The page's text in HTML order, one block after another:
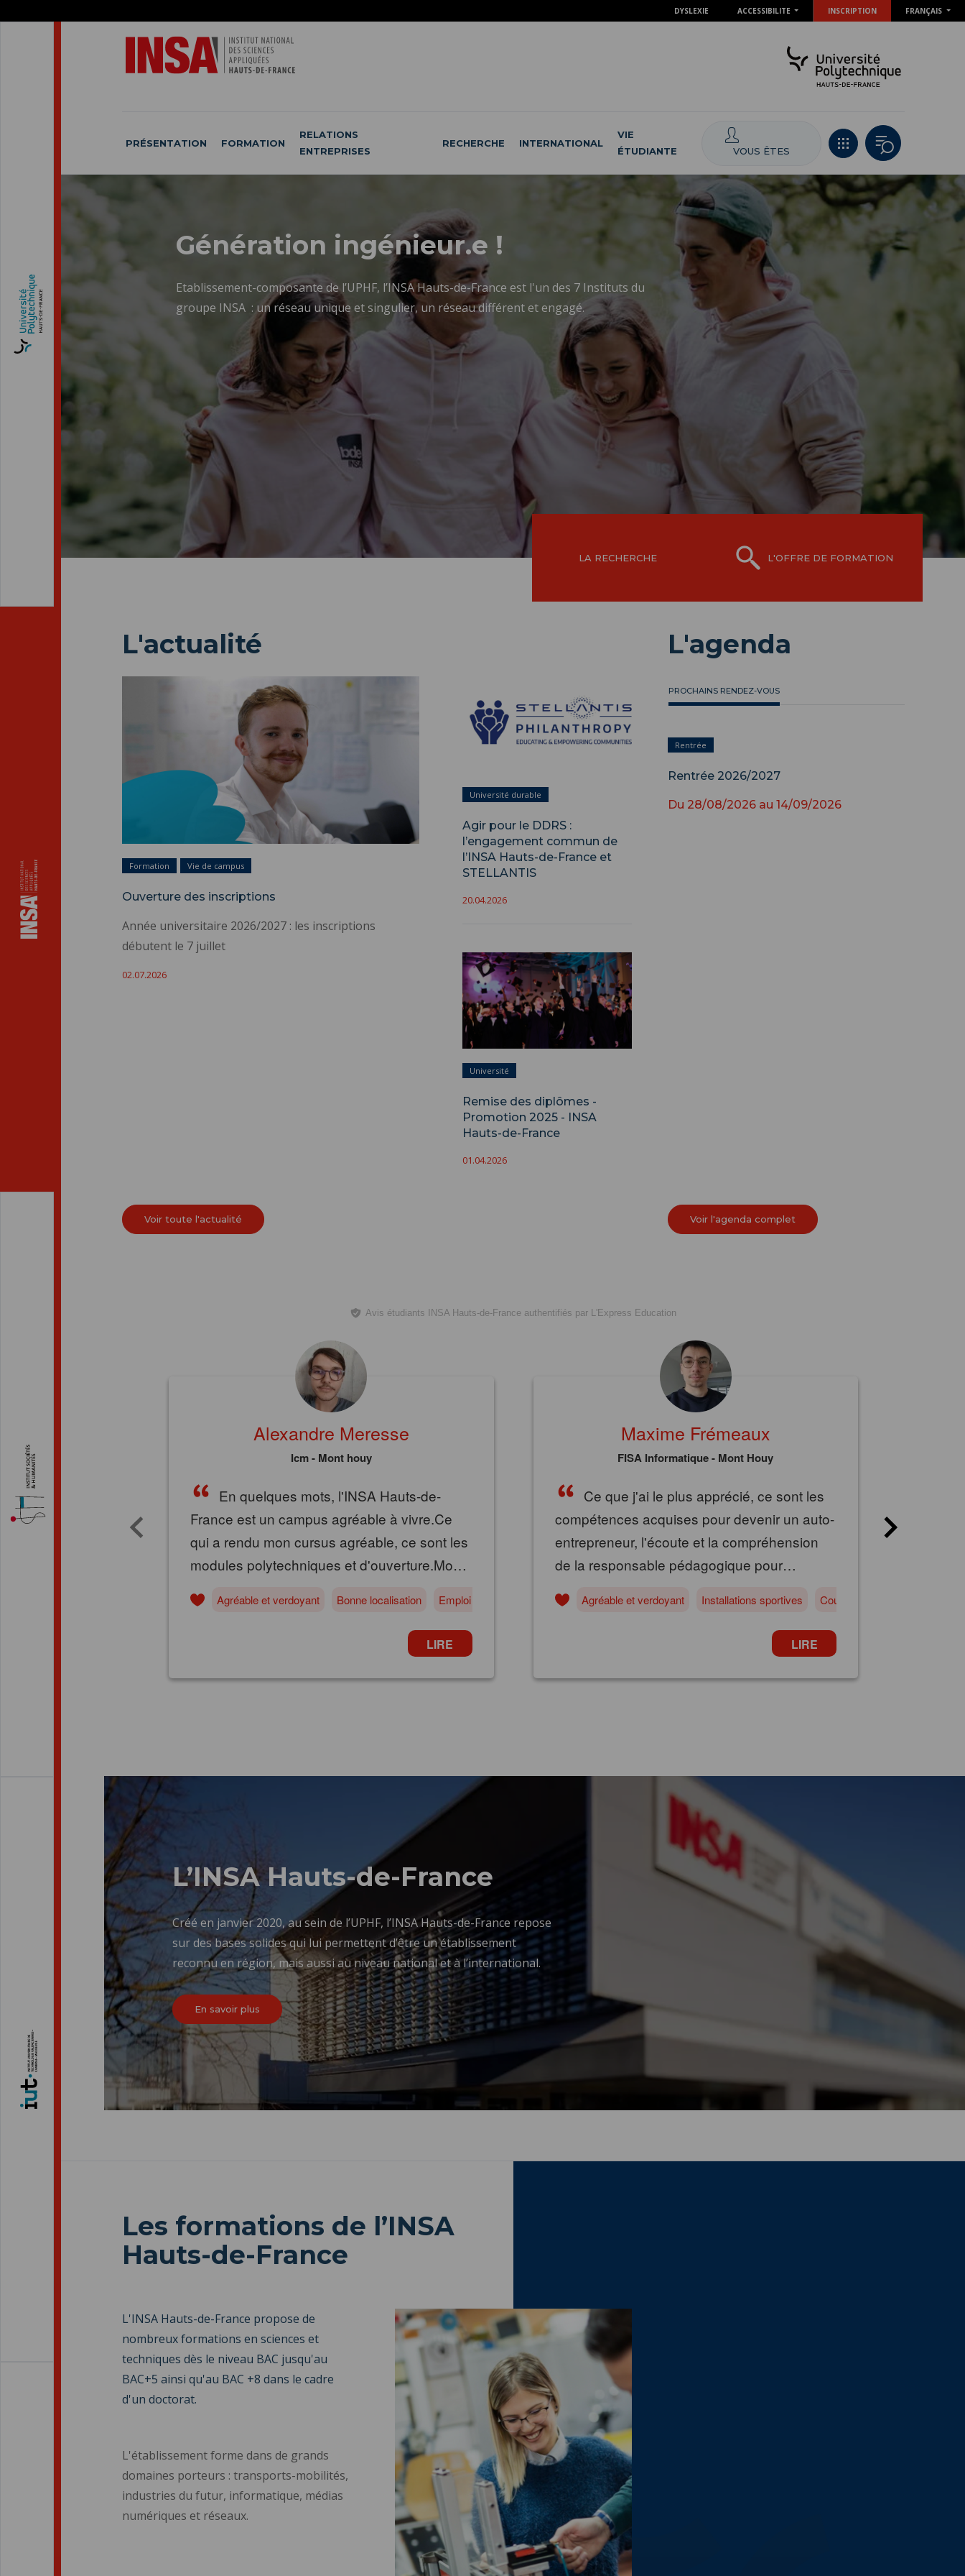
DYSLEXIE ACCESSIBILITE INSCRIPTION FRANÇAIS
PRÉSENTATION FORMATION
RELATIONS
ENTREPRISES
RECHERCHE INTERNATIONAL
VIE
ÉTUDIANTE
VOUS ÊTES
Génération ingénieur.e !
Etablissement-composante de l’UPHF, l’INSA Hauts-de-France est l'un des 7 Instituts du
groupe INSA : un réseau unique et singulier, un réseau différent et engagé.
LA RECHERCHE L'OFFRE DE FORMATION
L'actualité
Formation Vie de campus
Ouverture des inscriptions
Année universitaire 2026/2027 : les inscriptions
débutent le 7 juillet
02.07.2026
Université durable
Agir pour le DDRS :
l’engagement commun de
l’INSA Hauts-de-France et
STELLANTIS
20.04.2026
Université
Remise des diplômes -
Promotion 2025 - INSA
Hauts-de-France
01.04.2026
Voir toute l'actualité
L'agenda
PROCHAINS RENDEZ-VOUS
Rentrée
Rentrée 2026/2027
Du 28/08/2026au 14/09/2026
Voir l'agenda complet
L’INSA Hauts-de-France
Créé en janvier 2020, au sein de l’UPHF, l’INSA Hauts-de-France repose
sur des bases solides qui lui permettent d’être un établissement
reconnu en région, mais aussi au niveau national et à l’international.
En savoir plus
Les formations de l’INSA
Hauts-de-France
L'INSA Hauts-de-France propose de
nombreux formations en sciences et
techniques dès le niveau BAC jusqu'au
BAC+5 ainsi qu'au BAC +8 dans le cadre
d'un doctorat.
L'établissement forme dans de grands
domaines porteurs : transports-mobilités,
industries du futur, informatique, médias
numériques et réseaux.